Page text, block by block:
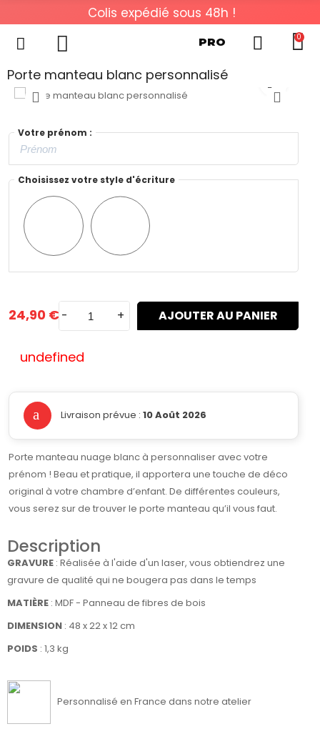
Colis expédié sous 48h !
PRO 0
Porte manteau blanc personnalisé
Votre prénom :
Choisissez votre style d'écriture
24,90 € - + AJOUTER AU PANIER
undefined
Livraison prévue : 10 Août 2026
Porte manteau nuage blanc à personnaliser avec votre
prénom ! Beau et pratique, il apportera une touche de déco
original à votre chambre d’enfant. De différentes couleurs,
vous serez sur de trouver le porte manteau qu’il vous faut.
Description
GRAVURE : Réalisée à l'aide d'un laser, vous obtiendrez une
gravure de qualité qui ne bougera pas dans le temps
MATIÈRE : MDF - Panneau de fibres de bois
DIMENSION : 48 x 22 x 12 cm
POIDS : 1,3 kg
Personnalisé en France dans notre atelier